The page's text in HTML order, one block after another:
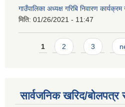
गाउँपालिका अध्यक्ष गरिबि निवारण
मिति: 01/26/2021 - 11:47
Pages
1 2 3
सार्वजनिक खरिद/बोलपत्र